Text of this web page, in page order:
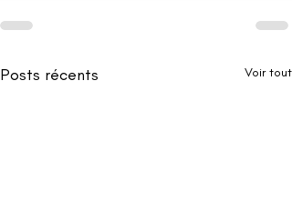
Posts récents Voir tout